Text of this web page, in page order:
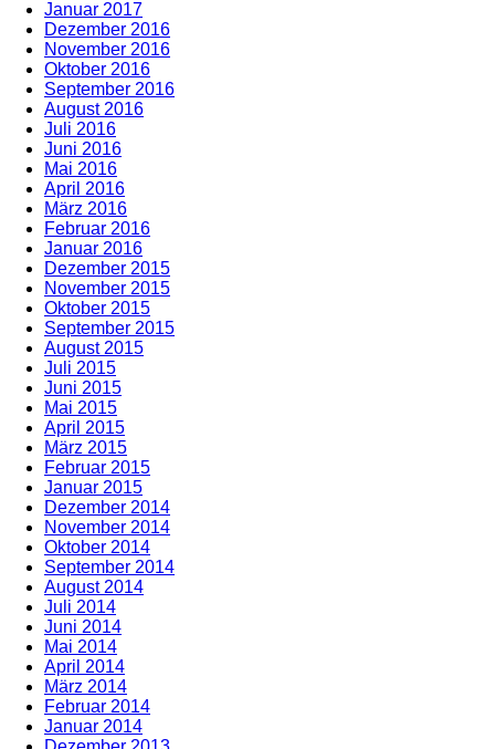
Januar 2017
Dezember 2016
November 2016
Oktober 2016
September 2016
August 2016
Juli 2016
Juni 2016
Mai 2016
April 2016
März 2016
Februar 2016
Januar 2016
Dezember 2015
November 2015
Oktober 2015
September 2015
August 2015
Juli 2015
Juni 2015
Mai 2015
April 2015
März 2015
Februar 2015
Januar 2015
Dezember 2014
November 2014
Oktober 2014
September 2014
August 2014
Juli 2014
Juni 2014
Mai 2014
April 2014
März 2014
Februar 2014
Januar 2014